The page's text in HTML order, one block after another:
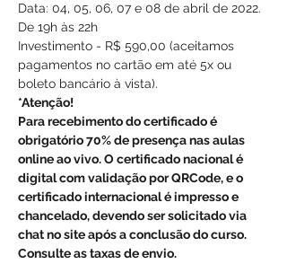
Data: 04, 05, 06, 07 e 08 de abril de 2022.
De 19h às 22h
Investimento - R$ 590,00 (aceitamos
pagamentos no cartão em até 5x ou
boleto bancário à vista).
*Atenção!
Para recebimento do certificado é
obrigatório 70% de presença nas aulas
online ao vivo. O certificado nacional é
digital com validação por QRCode, e o
certificado internacional é impresso e
chancelado, devendo ser solicitado via
chat no site após a conclusão do curso.
Consulte as taxas de envio.